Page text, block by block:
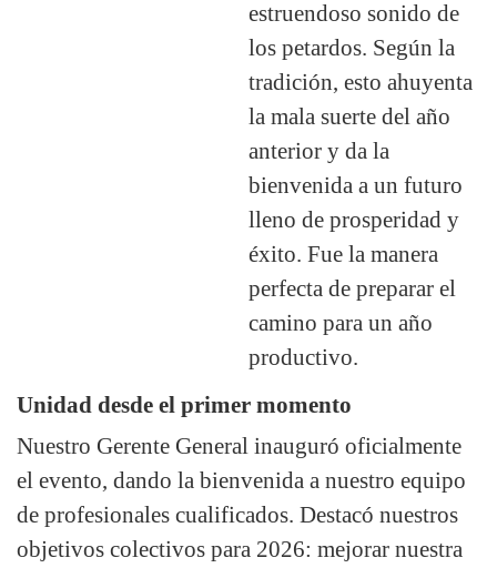
estruendoso sonido de
los petardos. Según la
tradición, esto ahuyenta
la mala suerte del año
anterior y da la
bienvenida a un futuro
lleno de prosperidad y
éxito. Fue la manera
perfecta de preparar el
camino para un año
productivo.
Unidad desde el primer momento
Nuestro Gerente General inauguró oficialmente
el evento, dando la bienvenida a nuestro equipo
de profesionales cualificados. Destacó nuestros
objetivos colectivos para 2026: mejorar nuestra